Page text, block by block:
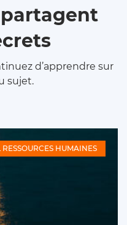
d’apprendre sur
sujet.
HUMAINES